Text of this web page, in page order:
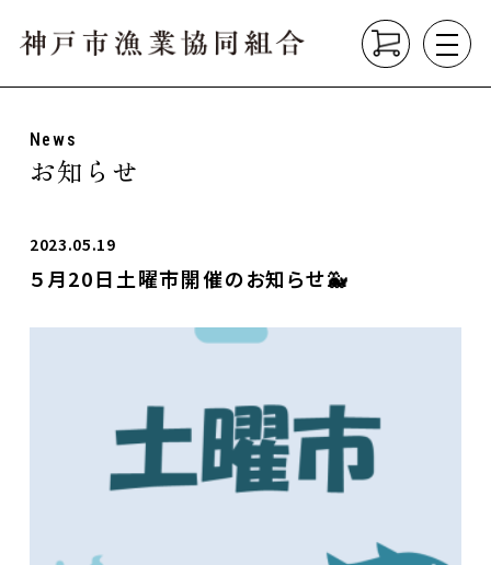
About
Product こだわり商品
お知らせ
News
お知らせ
2023.05.19
５月20日土曜市開催のお知らせ🐳